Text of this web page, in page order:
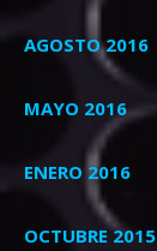
AGOSTO 2016
MAYO 2016
ENERO 2016
OCTUBRE 2015